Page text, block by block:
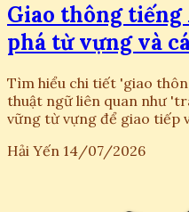
Giao thông tiếng
phá từ vựng và
Tìm hiểu chi tiết 'giao
thuật ngữ liên quan như
vững từ vựng để giao tiếp
Hải Yến 14/07/2026